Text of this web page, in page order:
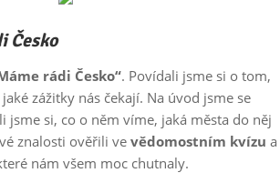
Česko
rádi Česko“. Povídali jsme si o tom,
zážitky nás čekají. Na úvod jsme se
jsme si, co o něm víme, jaká města do něj
znalosti ověřili ve vědomostním kvízu a
nám všem moc chutnaly.